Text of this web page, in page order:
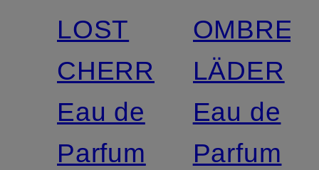
BEAUTY
LOST
CHERRY
Eau de
Parfum
BEAUTY
OMBRE
LÄDER
Eau de
Parfum